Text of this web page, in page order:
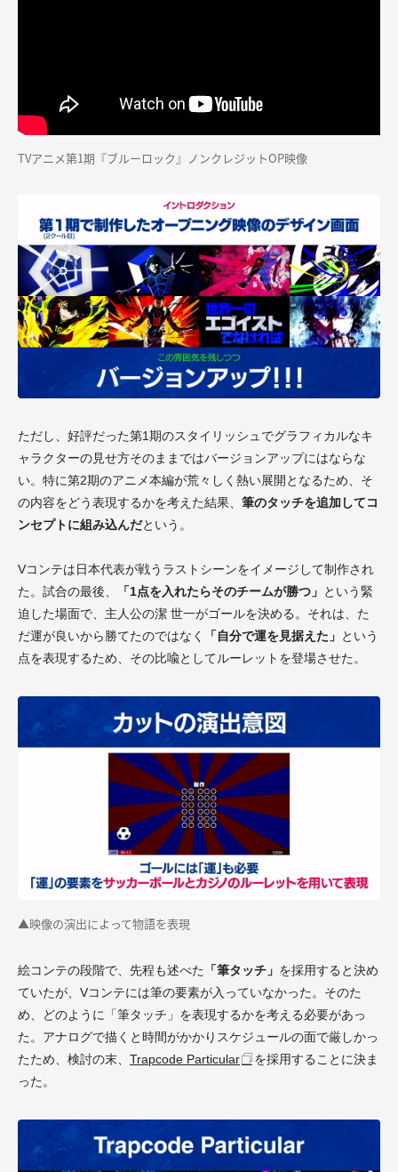
TVアニメ第1期『ブルーロック』ノンクレジットOP映像
ただし、好評だった第1期のスタイリッシュでグラフィカルなキ
ャラクターの見せ方そのままではバージョンアップにはならな
い。特に第2期のアニメ本編が荒々しく熱い展開となるため、そ
の内容をどう表現するかを考えた結果、 筆のタッチを追加してコ
ンセプトに組み込んだという。
Vコンテは日本代表が戦うラストシーンをイメージして制作され
た。試合の最後、
「1点を入れたらそのチームが勝つ」 という緊
迫した場面で、主人公の潔 世一がゴールを決める。それは、た
だ運が良いから勝てたのではなく
「自分で運を見据えた」 という
点を表現するため、その比喩としてルーレットを登場させた。
▲映像の演出によって物語を表現
絵コンテの段階で、先程も述べた 「筆タッチ」 を採用すると決め
ていたが、Vコンテには筆の要素が入っていなかった。そのた
め、どのように「筆タッチ」を表現するかを考える必要があっ
た。アナログで描くと時間がかかりスケジュールの面で厳しかっ
たため、検討の末、 Trapcode Particular
を採用することに決ま
った。